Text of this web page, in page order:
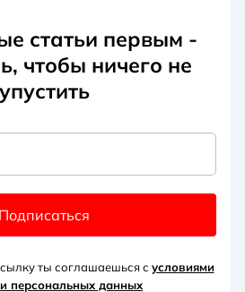
статьи первым -
чтобы ничего не
упустить
Подписаться
ты соглашаешься с условиями
персональных данных